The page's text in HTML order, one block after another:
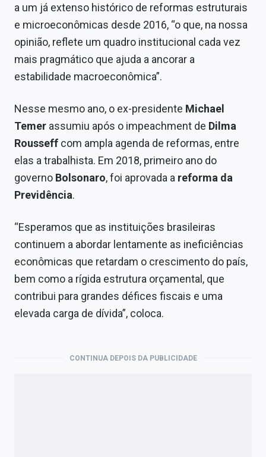
a um já extenso histórico de reformas estruturais
e microeconômicas desde 2016, “o que, na nossa
opinião, reflete um quadro institucional cada vez
mais pragmático que ajuda a ancorar a
estabilidade macroeconômica”.
Nesse mesmo ano, o ex-presidente Michael
Temer assumiu após o impeachment de Dilma
Rousseff com ampla agenda de reformas, entre
elas a trabalhista. Em 2018, primeiro ano do
governo Bolsonaro, foi aprovada a reforma da
Previdência.
“Esperamos que as instituições brasileiras
continuem a abordar lentamente as ineficiências
econômicas que retardam o crescimento do país,
bem como a rígida estrutura orçamental, que
contribui para grandes défices fiscais e uma
elevada carga de dívida”, coloca.
CONTINUA DEPOIS DA PUBLICIDADE